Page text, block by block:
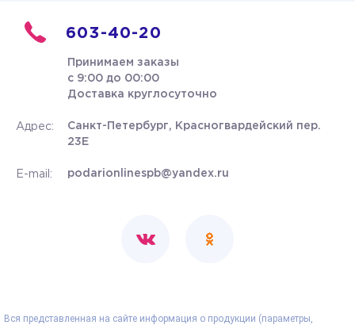
603-40-20
Принимаем заказы
с 9:00 до 00:00
Доставка круглосуточно
Адрес:
Санкт-Петербург, Красногвардейский пер.
23Е
E-mail: podarionlinespb@yandex.ru
Вся представленная на сайте информация о продукции (параметры,